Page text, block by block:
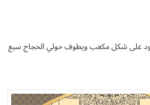
على شكل مكعب ويطوف حولي الحجاج سبع